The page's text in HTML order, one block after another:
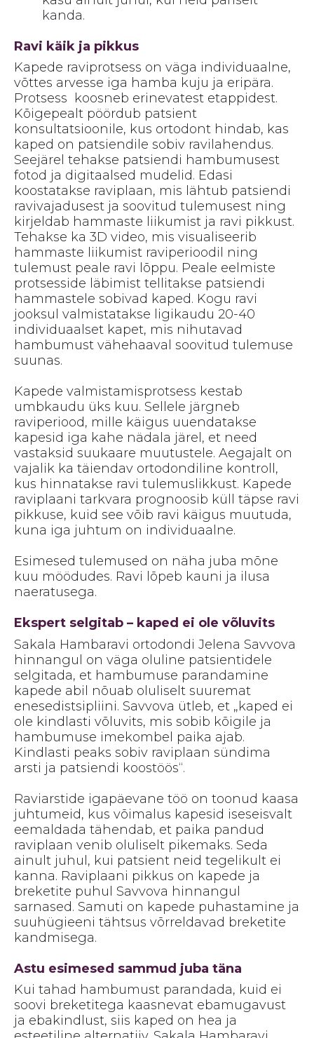
kanda.
Ravi käik ja pikkus
Kapede raviprotsess on väga individuaalne,
võttes arvesse iga hamba kuju ja eripära.
Protsess koosneb erinevatest etappidest.
Kõigepealt pöördub patsient
konsultatsioonile, kus ortodont hindab, kas
kaped on patsiendile sobiv ravilahendus.
Seejärel tehakse patsiendi hambumusest
fotod ja digitaalsed mudelid. Edasi
koostatakse raviplaan, mis lähtub patsiendi
ravivajadusest ja soovitud tulemusest ning
kirjeldab hammaste liikumist ja ravi pikkust.
Tehakse ka 3D video, mis visualiseerib
hammaste liikumist raviperioodil ning
tulemust peale ravi lõppu. Peale eelmiste
protsesside läbimist tellitakse patsiendi
hammastele sobivad kaped. Kogu ravi
jooksul valmistatakse ligikaudu 20-40
individuaalset kapet, mis nihutavad
hambumust vähehaaval soovitud tulemuse
suunas.
Kapede valmistamisprotsess kestab
umbkaudu üks kuu. Sellele järgneb
raviperiood, mille käigus uuendatakse
kapesid iga kahe nädala järel, et need
vastaksid suukaare muutustele. Aegajalt on
vajalik ka täiendav ortodondiline kontroll,
kus hinnatakse ravi tulemuslikkust. Kapede
raviplaani tarkvara prognoosib küll täpse ravi
pikkuse, kuid see võib ravi käigus muutuda,
kuna iga juhtum on individuaalne.
Esimesed tulemused on näha juba mõne
kuu möödudes. Ravi lõpeb kauni ja ilusa
naeratusega.
Ekspert selgitab – kaped ei ole võluvits
Sakala Hambaravi ortodondi Jelena Savvova
hinnangul on väga oluline patsientidele
selgitada, et hambumuse parandamine
kapede abil nõuab oluliselt suuremat
enesedistsipliini. Savvova ütleb, et „kaped ei
ole kindlasti võluvits, mis sobib kõigile ja
hambumuse imekombel paika ajab.
Kindlasti peaks sobiv raviplaan sündima
arsti ja patsiendi koostöös“.
Raviarstide igapäevane töö on toonud kaasa
juhtumeid, kus võimalus kapesid iseseisvalt
eemaldada tähendab, et paika pandud
raviplaan venib oluliselt pikemaks. Seda
ainult juhul, kui patsient neid tegelikult ei
kanna. Raviplaani pikkus on kapede ja
breketite puhul Savvova hinnangul
sarnased. Samuti on kapede puhastamine ja
suuhügieeni tähtsus võrreldavad breketite
kandmisega.
Astu esimesed sammud juba täna
Kui tahad hambumust parandada, kuid ei
soovi breketitega kaasnevat ebamugavust
ja ebakindlust, siis kaped on hea ja